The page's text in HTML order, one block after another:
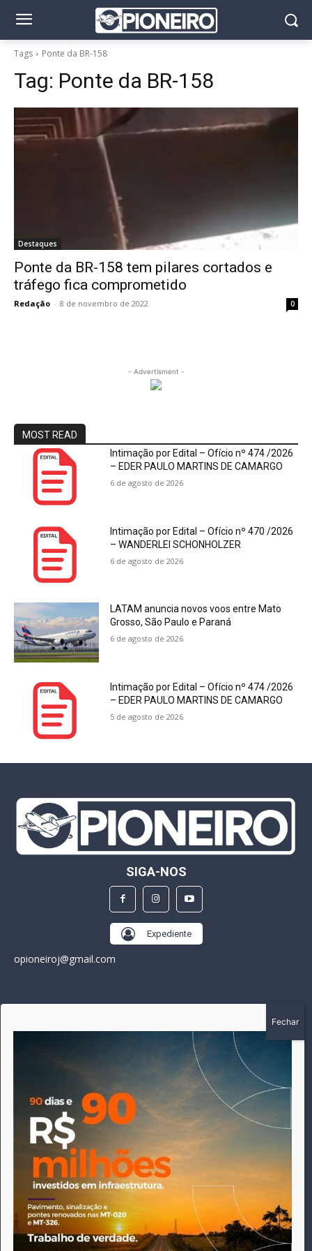
Tags Ponte da BR-158
Tag: Ponte da BR-158
Destaques
Ponte da BR-158 tem pilares cortados e
tráfego fica comprometido
Redação - 8 de novembro de 2022 0
- Advertisment -
MOST READ
Intimação por Edital – Ofício nº 474 /2026
– EDER PAULO MARTINS DE CAMARGO
6 de agosto de 2026
Intimação por Edital – Ofício nº 470 /2026
– WANDERLEI SCHONHOLZER
6 de agosto de 2026
LATAM anuncia novos voos entre Mato
Grosso, São Paulo e Paraná
6 de agosto de 2026
Intimação por Edital – Ofício nº 474 /2026
– EDER PAULO MARTINS DE CAMARGO
5 de agosto de 2026
SIGA-NOS
Expediente
opioneiroj@gmail.com
A história do Pioneiro inicia em fevereiro de 2005 em
Canarana - MT, na época, como um jornal impresso semanal,
que chegou a possuir mil assinantes. Durante 15 anos, foram
publicadas 691 edições que narraram os acontecimentos
políticos, policiais e cotidianos de Canarana e região. Fiel a sua
origem, pautado sempre pela busca incessante da
imparcialidade, faz jus a sua logo, com o característico "avião
da praça" de Canarana, sendo o símbolo do
comprometimento deste veículo de comunicação com o
relato dos fatos neste município. Em 06 de dezembro de 2019
circulou a última edição impressa do jornal, que desde então
tem veiculação exclusivamente online.